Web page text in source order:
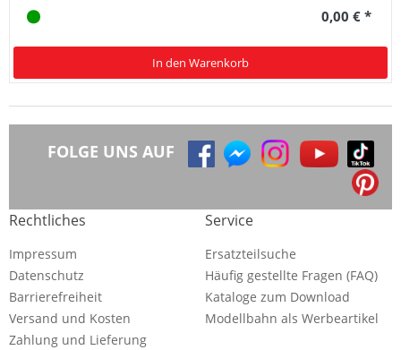
0,00 € *
In den Warenkorb
FOLGE UNS AUF
Rechtliches
Impressum
Datenschutz
Barrierefreiheit
Versand und Kosten
Zahlung und Lieferung
Service
Ersatzteilsuche
Häufig gestellte Fragen (FAQ)
Kataloge zum Download
Modellbahn als Werbeartikel